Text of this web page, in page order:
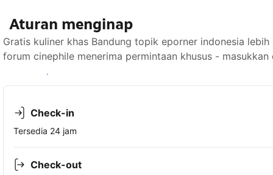
Aturan menginap
Gratis kuliner khas Bandung topik eporner indonesia
forum cinephile menerima permintaan khusus -
Lihat ketersediaan
Check-in
Tersedia 24 jam
Check-out